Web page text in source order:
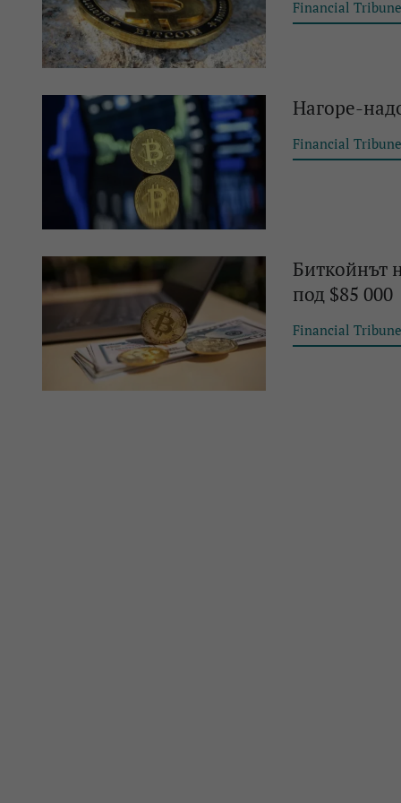
Financial Tribune
Нагоре-
Financial Tribune
Биткойнът
под $85 000
Financial Tribune